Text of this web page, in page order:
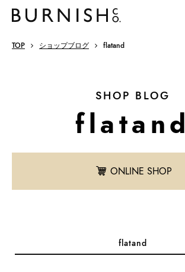
TOP ショップブログ flatand
SHOP BLOG
flatand
ONLINE SHOP
flatand